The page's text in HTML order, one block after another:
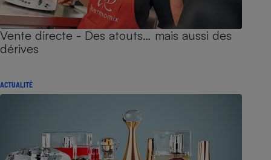
Vente directe - Des atouts… mais aussi des
dérives
ACTUALITÉ